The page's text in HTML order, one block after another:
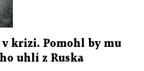
krizi. Pomohl by mu
uhlí z Ruska